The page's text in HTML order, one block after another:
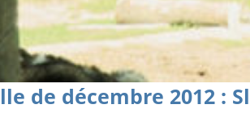
de décembre 2012 :